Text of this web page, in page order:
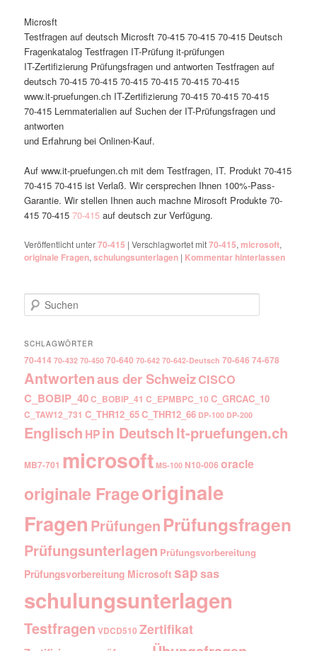
Microsft
Testfragen auf deutsch Microsft 70-415 70-415 70-415 Deutsch
Fragenkatalog Testfragen IT-Prüfung it-prüfungen
IT-Zertifizierung Prüfungsfragen und antworten Testfragen auf
deutsch 70-415 70-415 70-415 70-415 70-415 70-415
www.it-pruefungen.ch IT-Zertifizierung 70-415 70-415 70-415
70-415 Lernmaterialien auf Suchen der IT-Prüfungsfragen und
antworten
und Erfahrung bei Onlinen-Kauf.
Auf www.it-pruefungen.ch mit dem Testfragen, IT. Produkt 70-415
70-415 70-415 ist Verlaß. Wir cersprechen Ihnen 100%-Pass-
Garantie. Wir stellen Ihnen auch machne Mirosoft Produkte 70-
415 70-41570-415 auf deutsch zur Verfügung.
Veröffentlicht unter70-415 |Verschlagwortet mit70-415,microsoft,
originale Fragen,schulungsunterlagen | Kommentar hinterlassen
Suchen
SCHLAGWÖRTER
70-414 70-432 70-450 70-640 70-642 70-642-Deutsch 70-646 74-678
Antwortenaus der SchweizCISCO
C_BOBIP_40C_BOBIP_41 C_EPMBPC_10 C_GRCAC_10
C_TAW12_731 C_THR12_65C_THR12_66 DP-100 DP-200
Englisch HPin DeutschIt-pruefungen.ch
MB7-701 microsoft MS-100 N10-006 oracle
originale Frageoriginale
Fragen Prüfungen Prüfungsfragen
Prüfungsunterlagen Prüfungsvorbereitung
Prüfungsvorbereitung Microsoft sapsas
schulungsunterlagen
Testfragen VDCD510 Zertifikat